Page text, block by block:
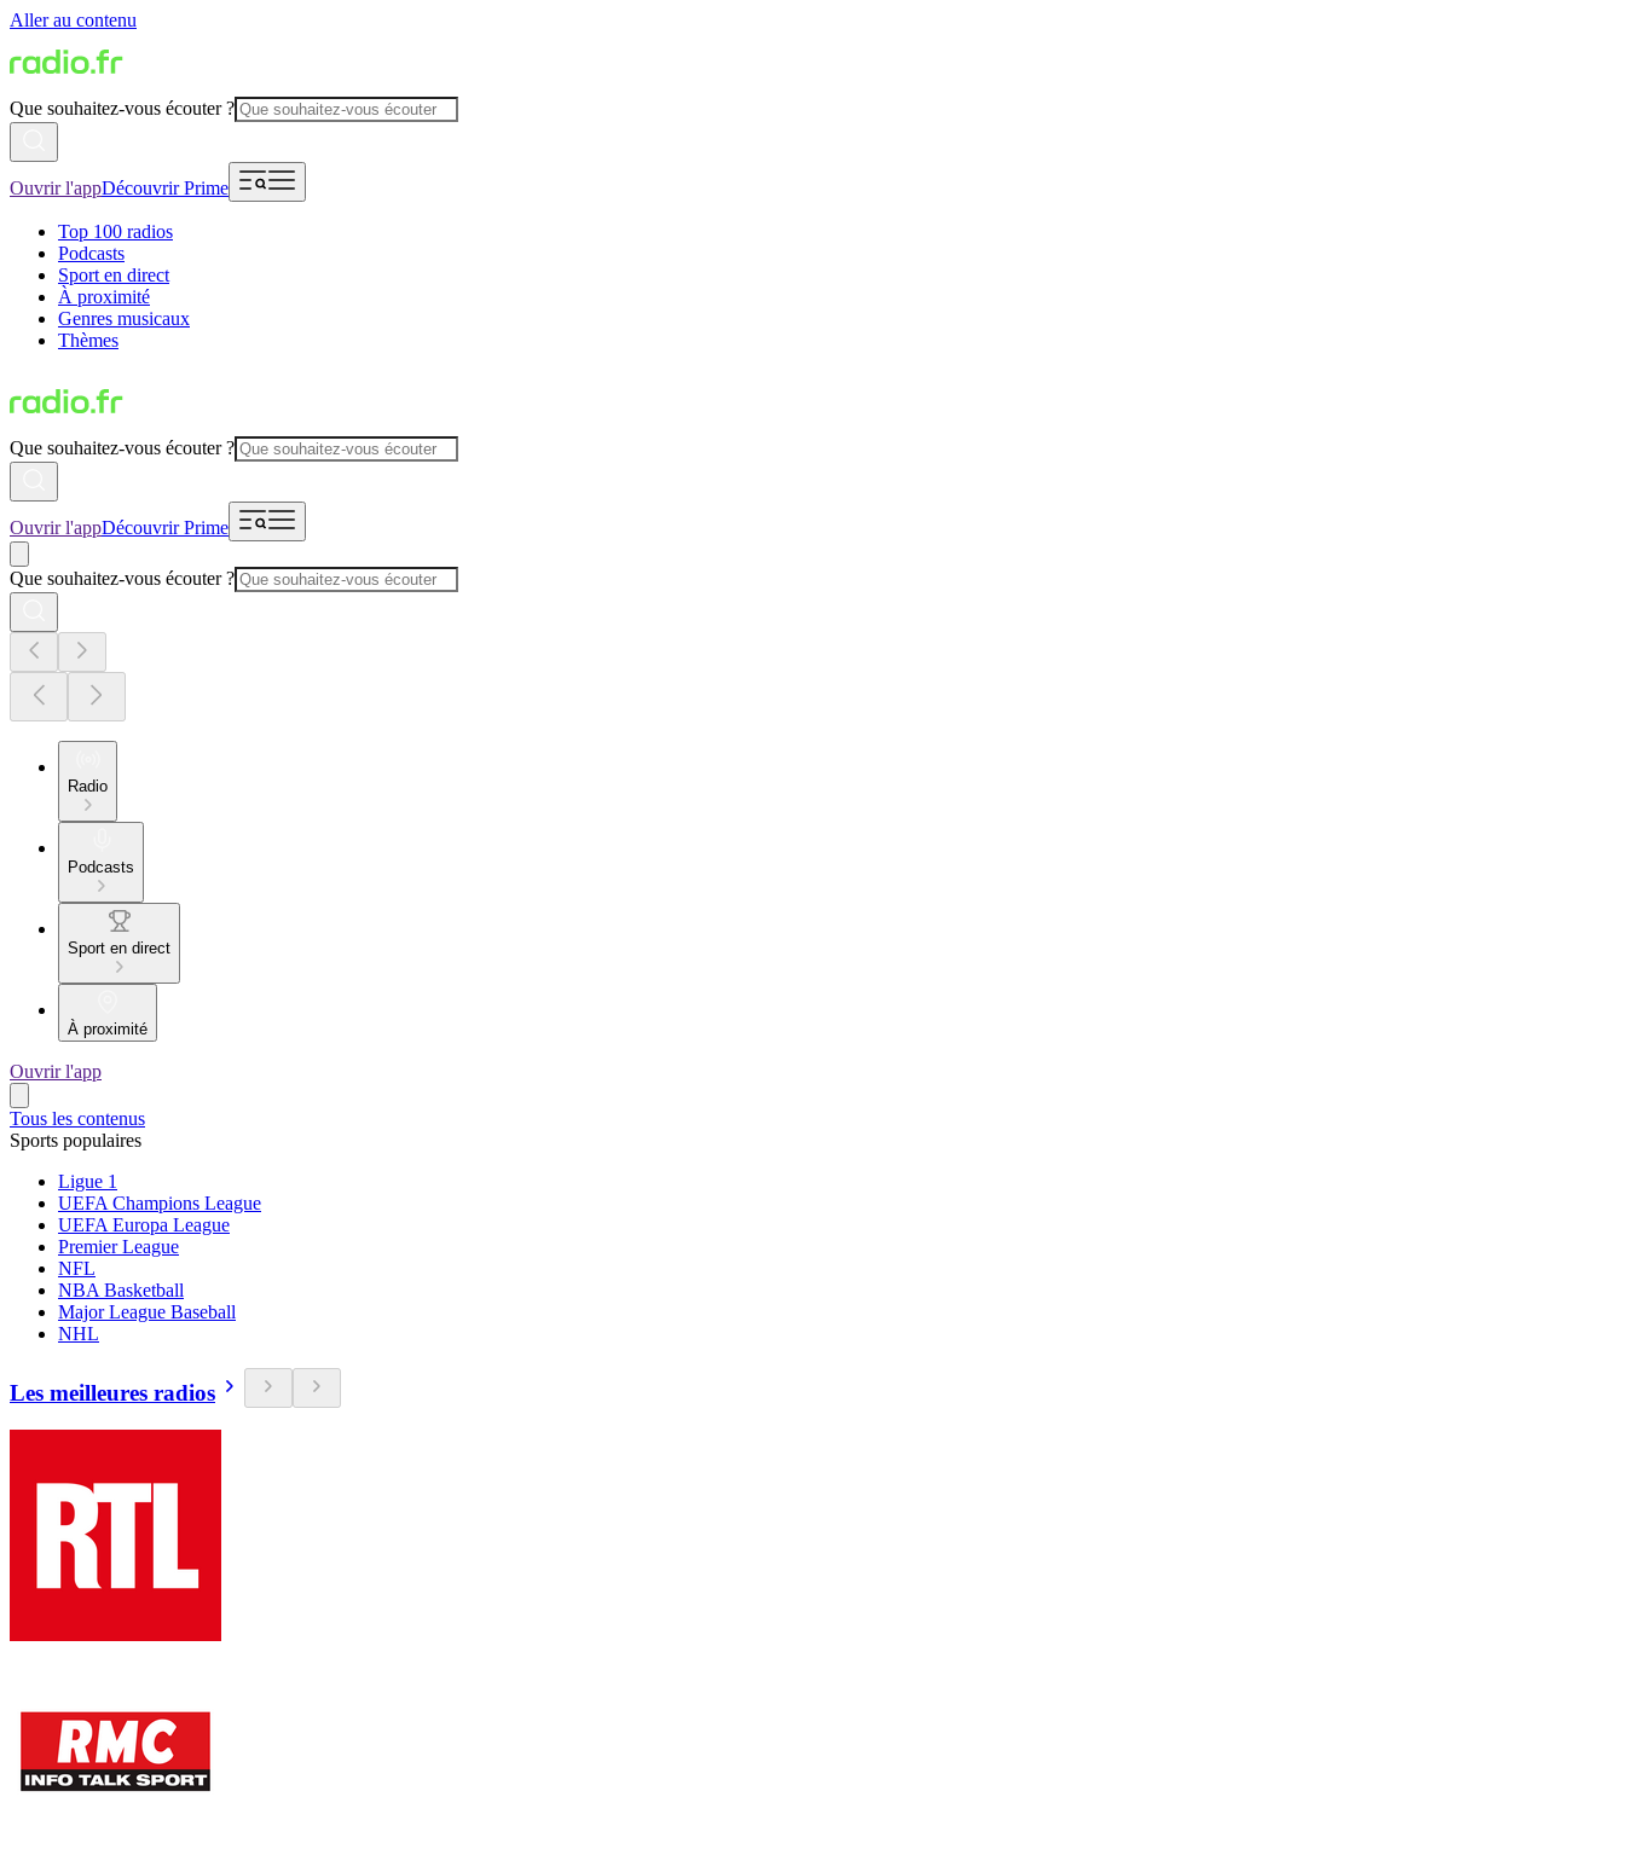
Aller au contenu
Que souhaitez-vous écouter ?
Ouvrir l'appDécouvrir Prime
Top 100 radios
Podcasts
Sport en direct
À proximité
Genres musicaux
Thèmes
Que souhaitez-vous écouter ?
Ouvrir l'appDécouvrir Prime
Que souhaitez-vous écouter ?
Radio
Podcasts
Sport en direct
À proximité
Ouvrir l'app
Tous les contenus
Sports populaires
Ligue 1
UEFA Champions League
UEFA Europa League
Premier League
NFL
NBA Basketball
Major League Baseball
NHL
Les meilleures radios